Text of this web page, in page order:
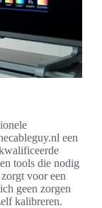
een
tools die nodig
voor een
geen zorgen
kalibreren.